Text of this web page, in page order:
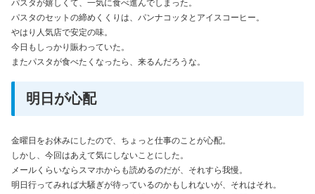
パスタが嬉しくて、一気に食べ進んでしまった。
パスタのセットの締めくくりは、パンナコッタとアイスコーヒー。
やはり人気店で安定の味。
今日もしっかり賑わっていた。
またパスタが食べたくなったら、来るんだろうな。
明日が心配
金曜日をお休みにしたので、ちょっと仕事のことが心配。
しかし、今回はあえて気にしないことにした。
メールくらいならスマホからも読めるのだが、それすら我慢。
明日行ってみれば大騒ぎが待っているのかもしれないが、それはそれ。